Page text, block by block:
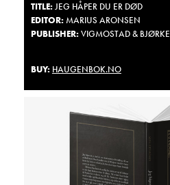
TITLE:JEG HÅPER DU ER DØD
EDITOR:MARIUS ARONSEN
PUBLISHER:VIGMOSTAD & BJØRKE
BUY: HAUGENBOK.NO